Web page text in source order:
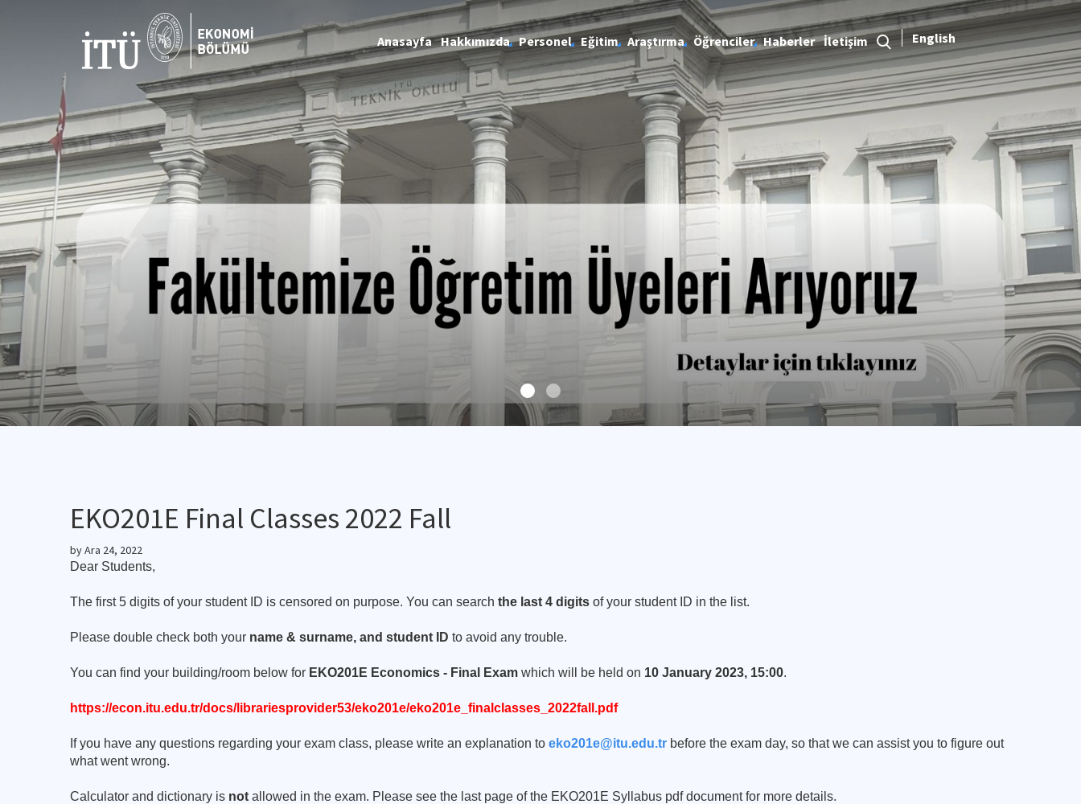
Anasayfa Hakkımızda Personel Eğitim Araştırma Öğrenciler Haberler İletişim English
EKO201E Final Classes 2022 Fall
byAra 24, 2022
Dear Students,
The first 5 digits of your student ID is censored on purpose. You can search the last 4 digits of your student ID in the list.
Please double check both your name & surname, and student ID to avoid any trouble.
You can find your building/room below for EKO201E Economics - Final Exam which will be held on 10 January 2023, 15:00.
https://econ.itu.edu.tr/docs/librariesprovider53/eko201e/eko201e_finalclasses_2022fall.pdf
If you have any questions regarding your exam class, please write an explanation to eko201e@itu.edu.tr before the exam day, so that we can assist you to figure out
what went wrong.
Calculator and dictionary is not allowed in the exam. Please see the last page of the EKO201E Syllabus pdf document for more details.